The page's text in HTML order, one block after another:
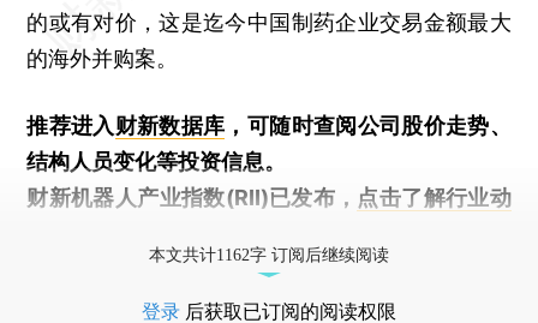
的或有对价，这是迄今中国制药企业交易金额最大
的海外并购案。
推荐进入财新数据库 ，可随时查阅公司股价走势、
结构人员变化等投资信息。
财新机器人产业指数(RII)已发布， 点击了解行业动
本文共计1162字 订阅后继续阅读
登录 后获取已订阅的阅读权限